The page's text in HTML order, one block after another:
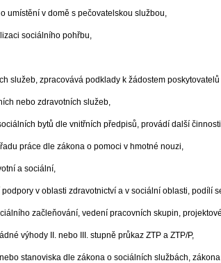
umístění v domě s pečovatelskou službou,
sociálního pohřbu,
služeb, zpracovává podklady k žádostem
nebo zdravotních služeb,
bytů dle vnitřních předpisů, provádí další
práce dle zákona o pomoci v hmotné nouzi,
a sociální,
v oblasti zdravotnictví a v sociální oblasti,
začleňování, vedení pracovních skupin,
výhody II. nebo III. stupně průkaz ZTP a ZTP/P,
stanoviska dle zákona o sociálních službách,